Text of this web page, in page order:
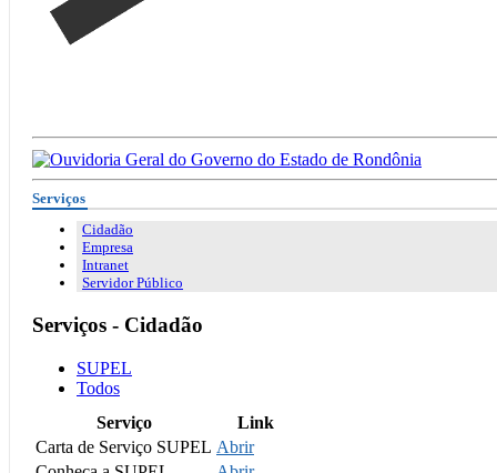
Serviços
Cidadão
Empresa
Intranet
Servidor Público
Serviços - Cidadão
SUPEL
Todos
Serviço
Link
Carta de Serviço SUPEL Abrir